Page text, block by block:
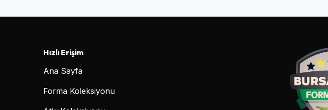
Hızlı Erişim
Ana Sayfa
Forma Koleksiyonu